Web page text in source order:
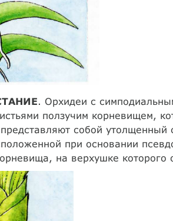
. Орхидеи с
ползучим корневищем,
собой утолщенный
при основании
на верхушке которого